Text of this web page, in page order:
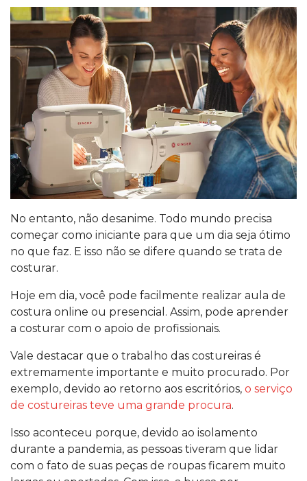
No entanto, não desanime. Todo mundo precisa
começar como iniciante para que um dia seja ótimo
no que faz. E isso não se difere quando se trata de
costurar.
Hoje em dia, você pode facilmente realizar aula de
costura online ou presencial. Assim, pode aprender
a costurar com o apoio de profissionais.
Vale destacar que o trabalho das costureiras é
extremamente importante e muito procurado. Por
exemplo, devido ao retorno aos escritórios, o serviço
de costureiras teve uma grande procura.
Isso aconteceu porque, devido ao isolamento
durante a pandemia, as pessoas tiveram que lidar
com o fato de suas peças de roupas ficarem muito